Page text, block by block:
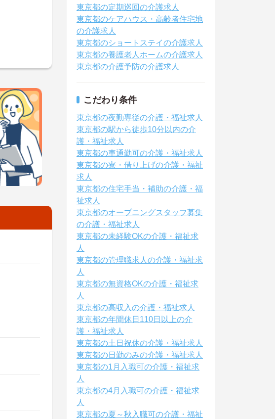
東京都の定期巡回の介護求人
東京都のケアハウス・高齢者住宅地
の介護求人
東京都のショートステイの介護求人
東京都の養護老人ホームの介護求人
東京都の介護予防の介護求人
こだわり条件
東京都の夜勤専従の介護・福祉求人
東京都の駅から徒歩10分以内の介
護・福祉求人
東京都の車通勤可の介護・福祉求人
東京都の寮・借り上げの介護・福祉
求人
東京都の住宅手当・補助の介護・福
祉求人
東京都のオープニングスタッフ募集
の介護・福祉求人
東京都の未経験OKの介護・福祉求
人
東京都の管理職求人の介護・福祉求
人
東京都の無資格OKの介護・福祉求
人
東京都の高収入の介護・福祉求人
東京都の年間休日110日以上の介
護・福祉求人
東京都の土日祝休の介護・福祉求人
東京都の日勤のみの介護・福祉求人
東京都の1月入職可の介護・福祉求
人
東京都の4月入職可の介護・福祉求
人
東京都の夏～秋入職可の介護・福祉